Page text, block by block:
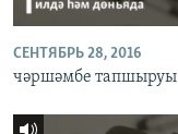
СЕНТЯБРЬ 28, 2016
чәршәмбе тапшыруы